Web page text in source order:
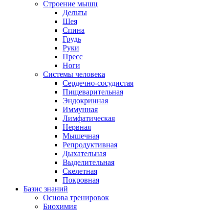
Строение мышц
Дельты
Шея
Спина
Грудь
Руки
Пресс
Ноги
Системы человека
Сердечно-сосудистая
Пищеварительная
Эндокринная
Иммунная
Лимфатическая
Нервная
Мышечная
Репродуктивная
Дыхательная
Выделительная
Скелетная
Покровная
Базис знаний
Основа тренировок
Биохимия